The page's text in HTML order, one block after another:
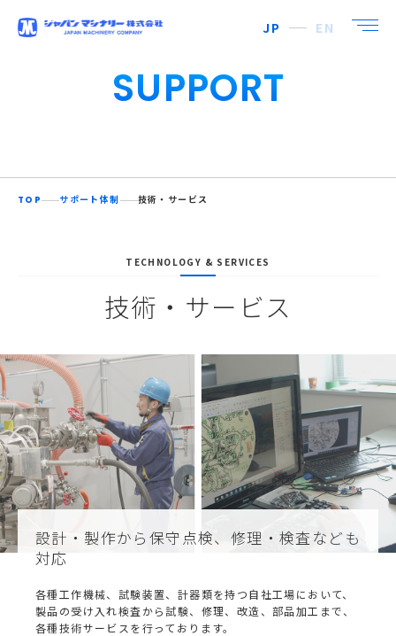
JP EN
SUPPORT
TOP サポート体制 技術・サービス
TECHNOLOGY & SERVICES
技術・サービス
設計・製作から保守点検、 修理・検査なども
対応
各種工作機械、試験装置、計器類を持つ自社工場において、
製品の受け入れ検査から試験、修理、改造、部品加工まで、
各種技術サービスを行っております。